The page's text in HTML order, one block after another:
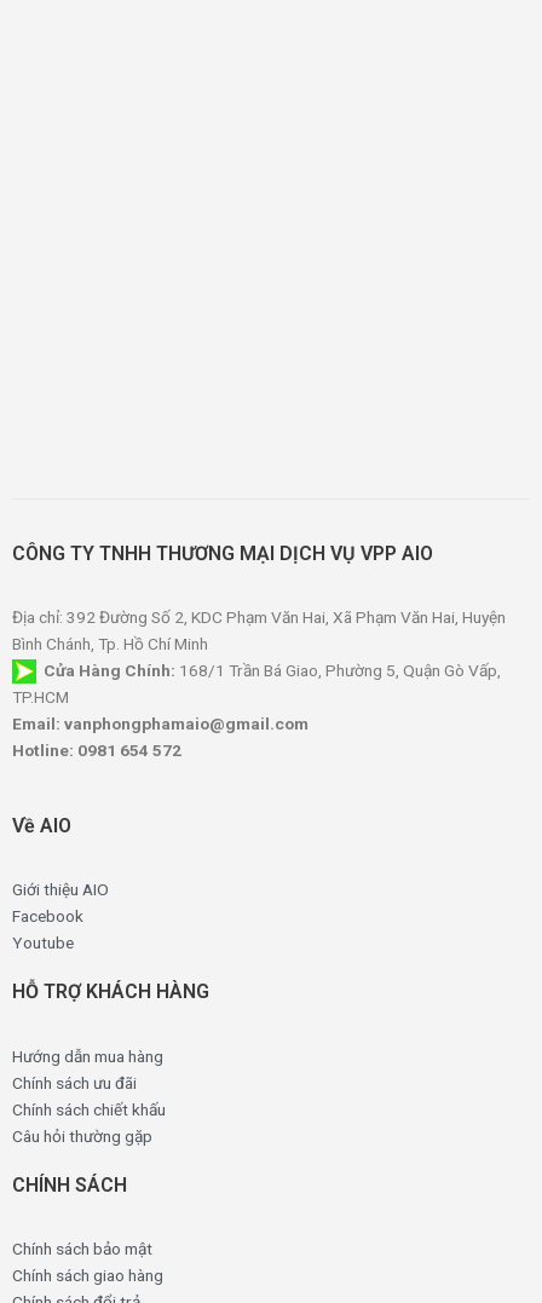
CÔNG TY TNHH THƯƠNG MẠI DỊCH VỤ VPP AIO
Địa chỉ: 392 Đường Số 2, KDC Phạm Văn Hai, Xã Phạm Văn Hai, Huyện
Bình Chánh, Tp. Hồ Chí Minh
Cửa Hàng Chính: 168/1 Trần Bá Giao, Phường 5, Quận Gò Vấp,
TP.HCM
Email: vanphongphamaio@gmail.com
Hotline: 0981 654 572
Về AIO
Giới thiệu AIO
Facebook
Youtube
HỖ TRỢ KHÁCH HÀNG
Hướng dẫn mua hàng
Chính sách ưu đãi
Chính sách chiết khấu
Câu hỏi thường gặp
CHÍNH SÁCH
Chính sách bảo mật
Chính sách giao hàng